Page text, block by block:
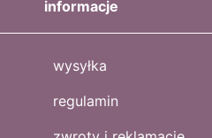
informacje
wysyłka
regulamin